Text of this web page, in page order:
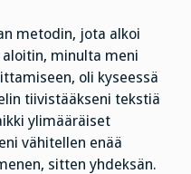
metodin, jota alkoi
aloitin, minulta meni
oli kyseessä
tiivistääkseni tekstiä
ylimääräiset
vähitellen enää
sitten yhdeksän.